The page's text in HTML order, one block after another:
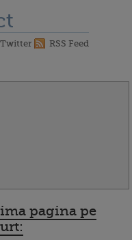
Twitter RSS Feed
pagina pe